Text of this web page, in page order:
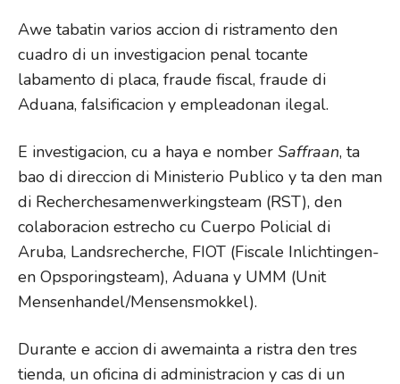
Awe tabatin varios accion di ristramento den
cuadro di un investigacion penal tocante
labamento di placa, fraude fiscal, fraude di
Aduana, falsificacion y empleadonan ilegal.
E investigacion, cu a haya e nomber Saffraan, ta
bao di direccion di Ministerio Publico y ta den man
di Recherchesamenwerkingsteam (RST), den
colaboracion estrecho cu Cuerpo Policial di
Aruba, Landsrecherche, FIOT (Fiscale Inlichtingen-
en Opsporingsteam), Aduana y UMM (Unit
Mensenhandel/Mensensmokkel).
Durante e accion di awemainta a ristra den tres
tienda, un oficina di administracion y cas di un